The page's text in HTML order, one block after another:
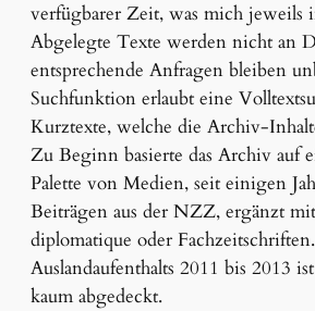
verfügbarer Zeit, was mich jeweils
Abgelegte Texte werden nicht an
entsprechende Anfragen bleiben
Suchfunktion erlaubt eine
Kurztexte, welche die Archiv-
Zu Beginn basierte das Archiv auf
Palette von Medien, seit einigen
Beiträgen aus der NZZ, ergänzt
diplomatique oder
Auslandaufenthalts 2011 bis 2013
kaum abgedeckt.